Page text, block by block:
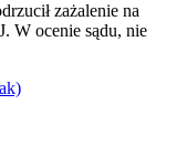
zażalenie na
W ocenie sądu, nie